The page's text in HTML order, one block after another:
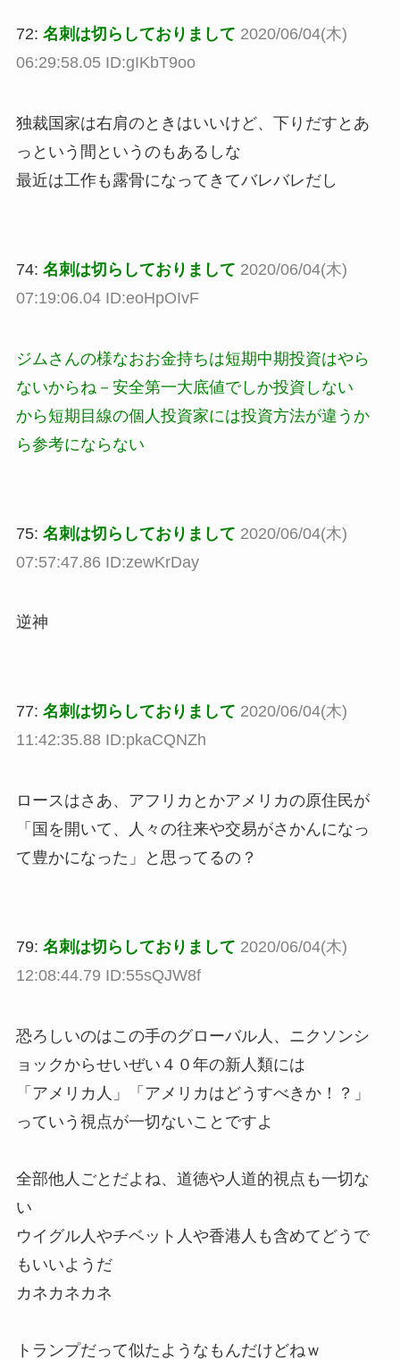
72: 名刺は切らしておりまして 2020/06/04(木)
06:29:58.05 ID:gIKbT9oo
独裁国家は右肩のときはいいけど、下りだすとあ
っという間というのもあるしな
最近は工作も露骨になってきてバレバレだし
74: 名刺は切らしておりまして 2020/06/04(木)
07:19:06.04 ID:eoHpOIvF
ジムさんの様なおお金持ちは短期中期投資はやら
ないからね－安全第一大底値でしか投資しない
から短期目線の個人投資家には投資方法が違うか
ら参考にならない
75: 名刺は切らしておりまして 2020/06/04(木)
07:57:47.86 ID:zewKrDay
逆神
77: 名刺は切らしておりまして 2020/06/04(木)
11:42:35.88 ID:pkaCQNZh
ロースはさあ、アフリカとかアメリカの原住民が
「国を開いて、人々の往来や交易がさかんになっ
て豊かになった」と思ってるの？
79: 名刺は切らしておりまして 2020/06/04(木)
12:08:44.79 ID:55sQJW8f
恐ろしいのはこの手のグローバル人、ニクソンシ
ョックからせいぜい４０年の新人類には
「アメリカ人」「アメリカはどうすべきか！？」
っていう視点が一切ないことですよ
全部他人ごとだよね、道徳や人道的視点も一切な
い
ウイグル人やチベット人や香港人も含めてどうで
もいいようだ
カネカネカネ
トランプだって似たようなもんだけどねｗ